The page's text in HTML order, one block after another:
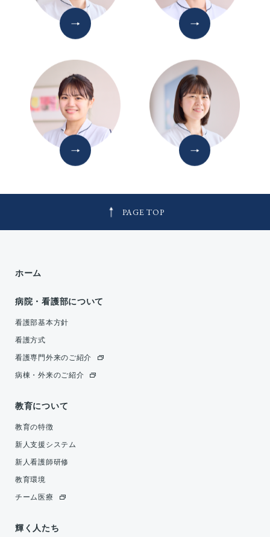
PAGE TOP
ホーム
病院・看護部について
看護部基本方針
看護方式
看護専門外来のご紹介
病棟・外来のご紹介
教育について
教育の特徴
新人支援システム
新人看護師研修
教育環境
チーム医療
輝く人たち